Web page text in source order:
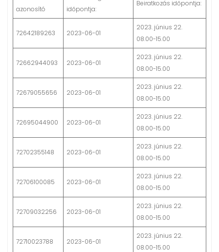
azonosító
időpontja:
Beiratkozás időpontja:
72642189263 2023-06-01
2023. június 22.
08.00-15.00
72662944093 2023-06-01
2023. június 22.
08.00-15.00
72679055656 2023-06-01
2023. június 22.
08.00-15.00
72695044900 2023-06-01
2023. június 22.
08.00-15.00
72702355148 2023-06-01
2023. június 22.
08.00-15.00
72706100085 2023-06-01
2023. június 22.
08.00-15.00
72709032256 2023-06-01
2023. június 22.
08.00-15.00
72710023788 2023-06-01
2023. június 22.
08.00-15.00